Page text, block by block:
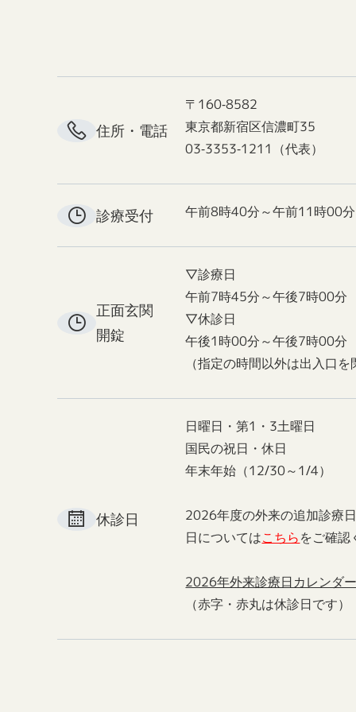
住所・電話
〒160-8582
東京都新宿区信濃町35
03-3353-1211（代表）
診療受付 午前8時40分～午前11時00分
正面玄関
開錠
▽診療日
午前7時45分～午後7時00分
▽休診日
午後1時00分～午後7時00分
（指定の時間以外は出入口を
休診日
日曜日・第1・3土曜日
国民の祝日・休日
年末年始（12/30～1/4）
2026年度の外来の追加診療
日についてはこちらをご確認
2026年外来診療日カレンダ
（赤字・赤丸は休診日です）